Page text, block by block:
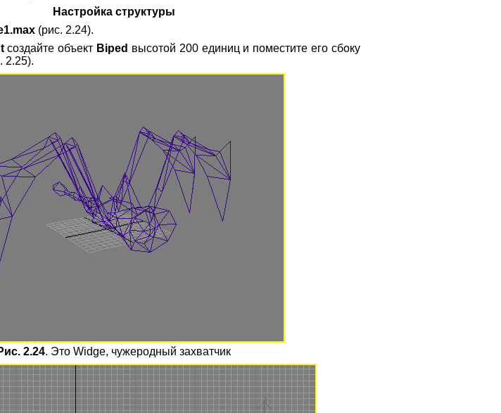
Настройка структуры
(рис. 2.24).
создайте объект Biped высотой 200 единиц и поместите его сбоку
2.25).
2.24. Это Widge, чужеродный захватчик